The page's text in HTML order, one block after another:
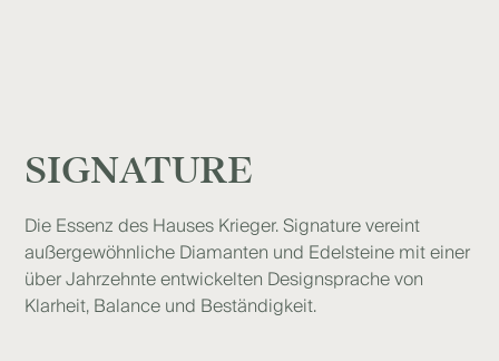
SIGNATURE
Die Essenz des Hauses Krieger. Signature vereint
außergewöhnliche Diamanten und Edelsteine mit einer
über Jahrzehnte entwickelten Designsprache von
Klarheit, Balance und Beständigkeit.